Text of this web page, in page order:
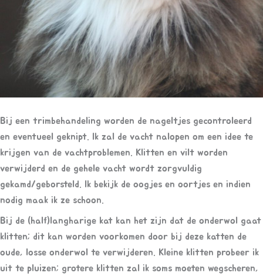
Bij een trimbehandeling worden de nageltjes gecontroleerd
en eventueel geknipt. Ik zal de vacht nalopen om een idee te
krijgen van de vachtproblemen. Klitten en vilt worden
verwijderd en de gehele vacht wordt zorgvuldig
gekamd/geborsteld. Ik bekijk de oogjes en oortjes en indien
nodig maak ik ze schoon.
Bij de (half)langharige kat kan het zijn dat de onderwol gaat
klitten; dit kan worden voorkomen door bij deze katten de
oude, losse onderwol te verwijderen. Kleine klitten probeer ik
uit te pluizen; grotere klitten zal ik soms moeten wegscheren,